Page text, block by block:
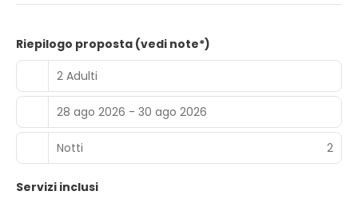
Riepilogo proposta (vedi note*)
2 Adulti
28 ago 2026 - 30 ago 2026
Notti 2
Servizi inclusi